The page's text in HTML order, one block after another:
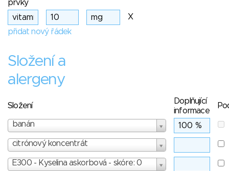
prvky
X
přidat nový řádek
Složení a
alergeny
Složení
Doplňující
informace
banán
citrónový koncentrát
E300 - Kyselina askorbová - skóre: 0